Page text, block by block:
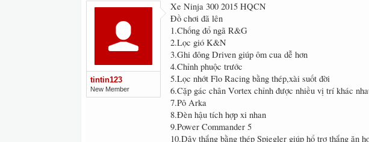
tintin123
New Member
Xe Ninja 300 2015 HQCN
Đồ chơi đã lên
1.Chống đổ ngã R&G
2.Lọc gió K&N
3.Ghi đông Driven giúp ôm cua dễ hơn
4.Chỉnh phuộc trước
5.Lọc nhớt Flo Racing bằng thép,xài suốt đời
6.Cặp gác chân Vortex chỉnh được nhiều vị trí khác
7.Pô Arka
8.Đèn hậu tích hợp xi nhan
9.Power Commander 5
10.Dây thắng bằng thép Spiegler giúp hổ trợ thắng ăn